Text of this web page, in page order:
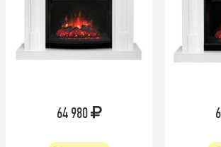
64 980